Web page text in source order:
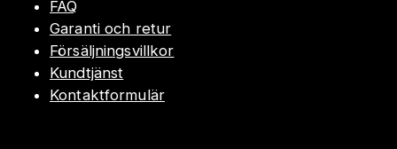
FAQ
Garanti och retur
Försäljningsvillkor
Kundtjänst
Kontaktformulär